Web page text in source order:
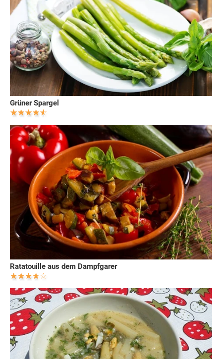
Grüner Spargel
Ratatouille aus dem Dampfgarer